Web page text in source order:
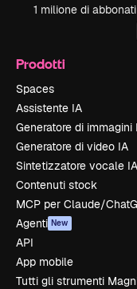
1 milione di
Prodotti
Spaces
Assistente IA
Generatore di immagini
Generatore di video IA
Sintetizzatore vocale IA
Contenuti stock
MCP per Claude/
Agenti New
API
App mobile
Tutti gli strumenti